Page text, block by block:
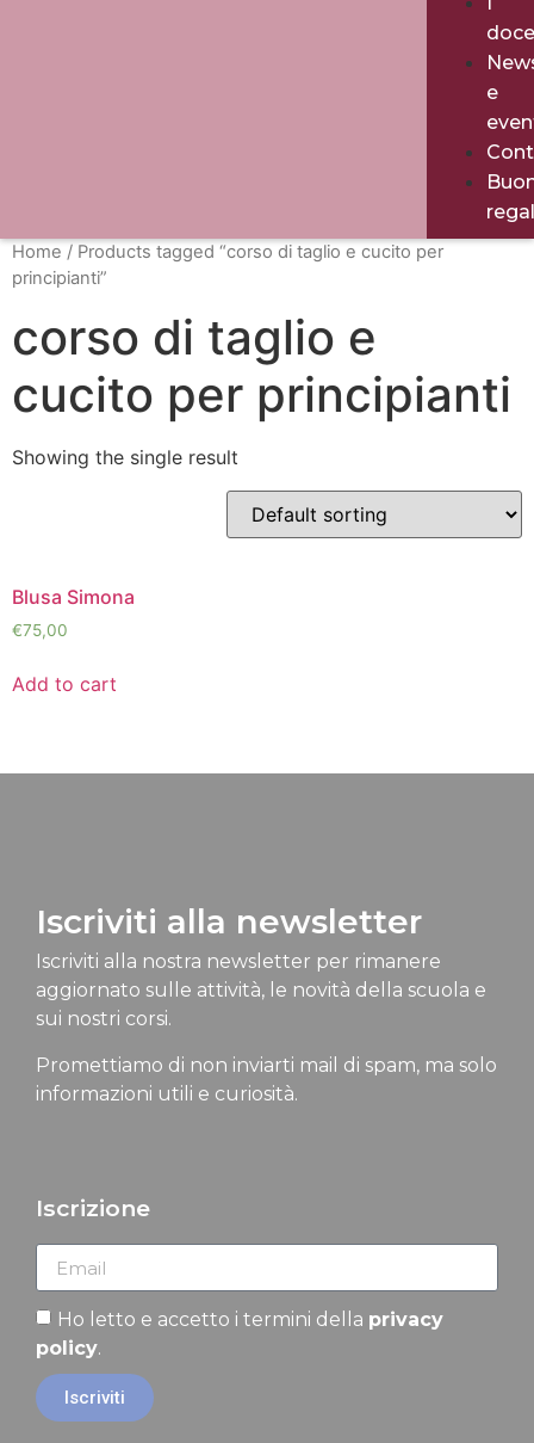
e
Home / Products tagged “corso di taglio e cucito per
principianti”
corso di taglio e
cucito per principianti
Showing the single result
Blusa Simona
€75,00
Add to cart
Iscriviti alla newsletter
Iscriviti alla nostra newsletter per rimanere
aggiornato sulle attività, le novità della scuola e
sui nostri corsi.
Promettiamo di non inviarti mail di spam, ma solo
informazioni utili e curiosità.
Iscrizione
Ho letto e accetto i termini della privacy
policy.
Iscriviti